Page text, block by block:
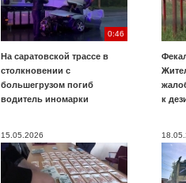
0:46
На саратовской трассе в
столкновении с
большегрузом погиб
водитель иномарки
к
15.05.2026